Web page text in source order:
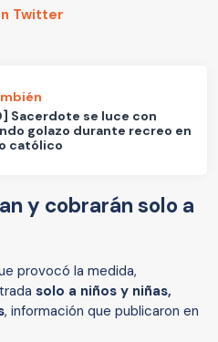
Twitter
Sacerdote se luce con
golazo durante recreo en
católico
y cobrarán solo a
provocó la medida,
solo a niños y niñas,
, información que publicaron en